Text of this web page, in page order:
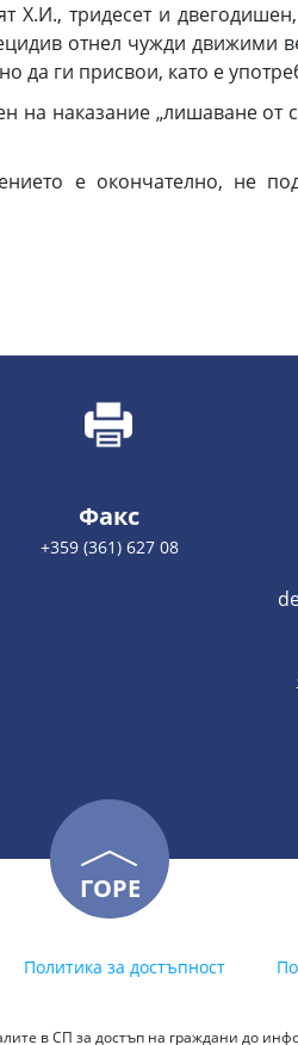
Х.И., тридесет и
отнел чужди
ги присвои, като е
наказание „лишаване от
е окончателно, не
Факс
+359 (361) 627 08
ГОРЕ
Политика за достъпност
в СП за достъп на граждани до